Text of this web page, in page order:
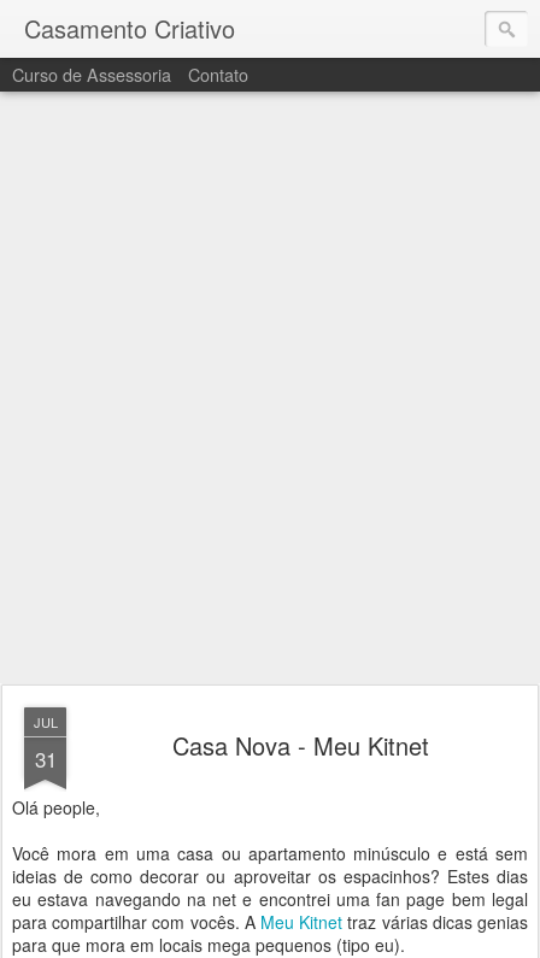
Casamento Criativo
Curso de Assessoria Contato
JUL
31 Casa Nova - Meu Kitnet
Olá people,
Você mora em uma casa ou apartamento minúsculo e está sem
ideias de como decorar ou aproveitar os espacinhos? Estes dias
eu estava navegando na net e encontrei uma fan page bem legal
para compartilhar com vocês. A Meu Kitnet traz várias dicas genias
para que mora em locais mega pequenos (tipo eu).